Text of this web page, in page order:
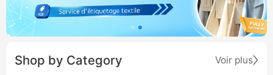
Shop by Category Voir plus